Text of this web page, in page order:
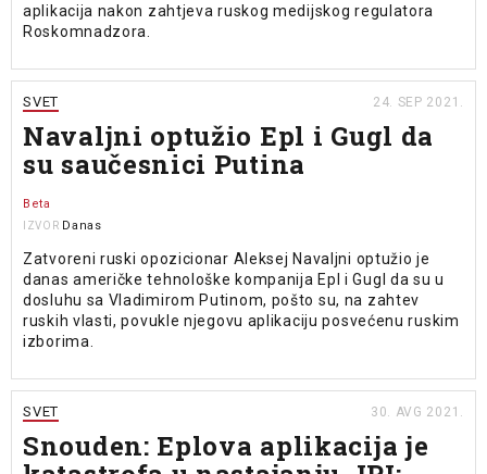
aplikacija nakon zahtjeva ruskog medijskog regulatora
Roskomnadzora.
SVET 24. SEP 2021.
Navaljni optužio Epl i Gugl da
su saučesnici Putina
Beta
IZVOR Danas
Zatvoreni ruski opozicionar Aleksej Navaljni optužio je
danas američke tehnološke kompanija Epl i Gugl da su u
dosluhu sa Vladimirom Putinom, pošto su, na zahtev
ruskih vlasti, povukle njegovu aplikaciju posvećenu ruskim
izborima.
SVET 30. AVG 2021.
Snouden: Eplova aplikacija je